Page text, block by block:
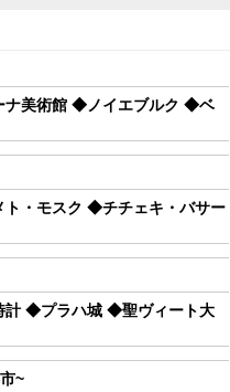
ナ美術館 ◆ノイエブルク ◆ベ
・モスク ◆チチェキ・バサー
計 ◆プラハ城 ◆聖ヴィート大
~